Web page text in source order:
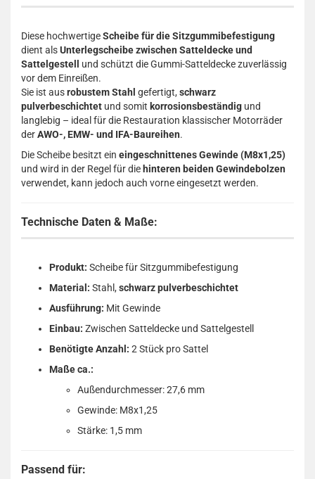
Diese hochwertigeScheibe für die Sitzgummibefestigung
dient alsUnterlegscheibe zwischen Satteldecke und
Sattelgestell
und schützt die Gummi-Satteldecke zuverlässig
vor dem Einreißen.
Sie ist ausrobustem Stahl gefertigt, schwarz
pulverbeschichtet und somit korrosionsbeständig und
langlebig – ideal für die Restauration klassischer Motorräder
derAWO-, EMW- und IFA-Baureihen.
Die Scheibe besitzt ein eingeschnittenes Gewinde (M8x1,25)
und wird in der Regel für die hinteren beiden Gewindebolzen
verwendet, kann jedoch auch vorne eingesetzt werden.
Technische Daten & Maße:
Produkt: Scheibe für Sitzgummibefestigung
Material: Stahl, schwarz pulverbeschichtet
Ausführung: Mit Gewinde
Einbau: Zwischen Satteldecke und Sattelgestell
Benötigte Anzahl: 2 Stück pro Sattel
Maße ca.:
Außendurchmesser: 27,6 mm
Gewinde: M8x1,25
Stärke: 1,5 mm
Passend für: